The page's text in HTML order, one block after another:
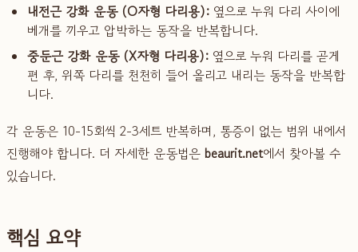
내전근 강화 운동 (O자형 다리용): 옆으로 누워 다리 사이에
베개를 끼우고 압박하는 동작을 반복합니다.
중둔근 강화 운동 (X자형 다리용): 옆으로 누워 다리를 곧게
편 후, 위쪽 다리를 천천히 들어 올리고 내리는 동작을 반복합
니다.
각 운동은 10-15회씩 2-3세트 반복하며, 통증이 없는 범위 내에서
진행해야 합니다. 더 자세한 운동법은 beaurit.net에서 찾아볼 수
있습니다.
핵심 요약